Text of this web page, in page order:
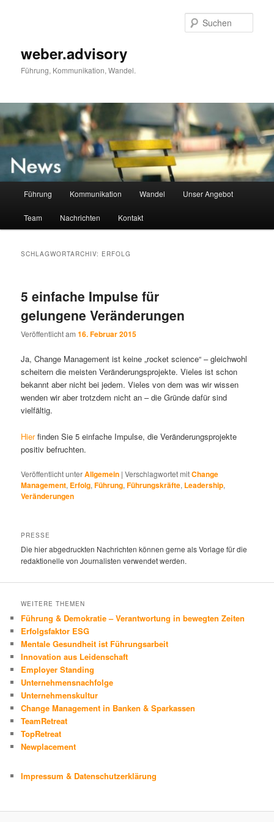
weber.advisory
Führung, Kommunikation, Wandel.
Führung Kommunikation Wandel Unser Angebot
Team Nachrichten Kontakt
SCHLAGWORTARCHIV: ERFOLG
5 einfache Impulse für
gelungene Veränderungen
Veröffentlicht am16. Februar 2015
Ja, Change Management ist keine „rocket science“ – gleichwohl
scheitern die meisten Veränderungsprojekte. Vieles ist schon
bekannt aber nicht bei jedem. Vieles von dem was wir wissen
wenden wir aber trotzdem nicht an – die Gründe dafür sind
vielfältig.
Hierfinden Sie 5 einfache Impulse, die Veränderungsprojekte
positiv befruchten.
Veröffentlicht unterAllgemein |Verschlagwortet mitChange
Management, Erfolg,Führung,Führungskräfte, Leadership,
Veränderungen
PRESSE
Die hier abgedruckten Nachrichten können gerne als Vorlage für die
redaktionelle von Journalisten verwendet werden.
WEITERE THEMEN
Führung & Demokratie – Verantwortung in bewegten Zeiten
Erfolgsfaktor ESG
Mentale Gesundheit ist Führungsarbeit
Innovation aus Leidenschaft
Employer Standing
Unternehmensnachfolge
Unternehmenskultur
Change Management in Banken & Sparkassen
TeamRetreat
TopRetreat
Newplacement
Impressum & Datenschutzerklärung